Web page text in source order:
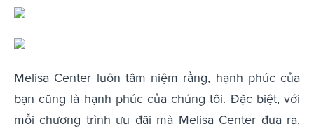
Melisa Center luôn tâm niệm rằng, hạnh phúc của
bạn cũng là hạnh phúc của chúng tôi. Đặc biệt, với
mỗi chương trình ưu đãi mà Melisa Center đưa ra,